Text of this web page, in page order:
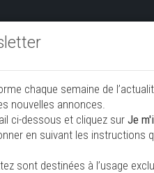
chaque semaine de
nouvelles annonces.
ci-dessous et cliquez sur Je
en suivant les instructions
sont destinées à l’usage